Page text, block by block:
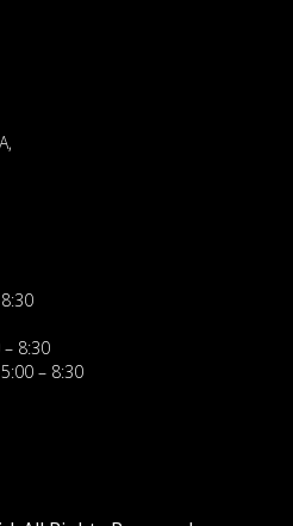
– 8:30
– 8:30